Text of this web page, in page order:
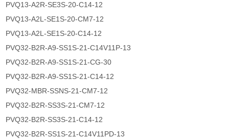
PVQ13-A2R-SE3S-20-C14-12
PVQ13-A2L-SE1S-20-CM7-12
PVQ13-A2L-SE1S-20-C14-12
PVQ32-B2R-A9-SS1S-21-C14V11P-13
PVQ32-B2R-A9-SS1S-21-CG-30
PVQ32-B2R-A9-SS1S-21-C14-12
PVQ32-MBR-SSNS-21-CM7-12
PVQ32-B2R-SS3S-21-CM7-12
PVQ32-B2R-SS3S-21-C14-12
PVQ32-B2R-SS1S-21-C14V11PD-13